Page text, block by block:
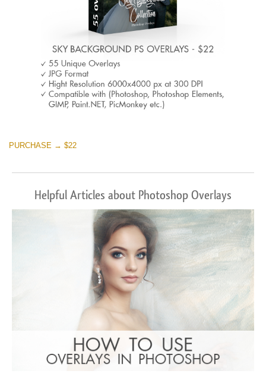
PURCHASE → $22
Helpful Articles about Photoshop Overlays